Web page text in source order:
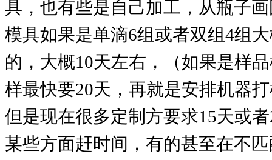
具，也有些是自己加工，从瓶子
模具如果是单滴6组或者双组4组
的，大概10天左右，（如果是样
样最快要20天，再就是安排机器
但是现在很多定制方要求15天或
某些方面赶时间，有的甚至在不